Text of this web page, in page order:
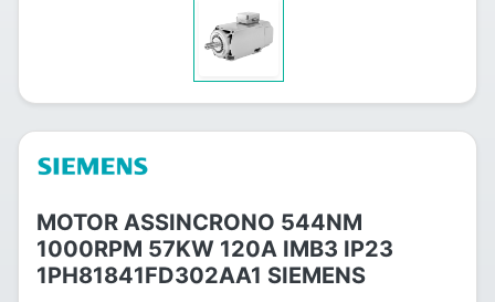
MOTOR ASSINCRONO 544NM
1000RPM 57KW 120A IMB3 IP23
1PH81841FD302AA1 SIEMENS